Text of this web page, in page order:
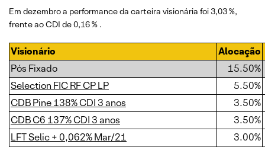
Em dezembro a performance da carteira visionária foi 3,03 %,
frente ao CDI de 0,16 % .
Visionário
Alocação
Pós Fixado
15.50%
Selection FIC RF CP LP
5.50%
CDB Pine 138% CDI 3 anos
3.50%
CDB C6 137% CDI 3 anos
3.50%
LFT Selic + 0,062% Mar/21
3.00%